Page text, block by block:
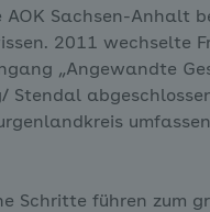
Sachsen-Anhalt
2011 wechselte
„Angewandte
Stendal
Schritte führen zum